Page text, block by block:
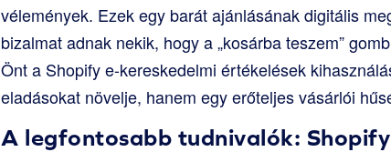
vélemények. Ezek egy barát ajánlásának digitális
bizalmat adnak nekik, hogy a „kosárba teszem”
Önt a Shopify e-kereskedelmi értékelések
eladásokat növelje, hanem egy erőteljes vásárlói
A legfontosabb tudnivalók: